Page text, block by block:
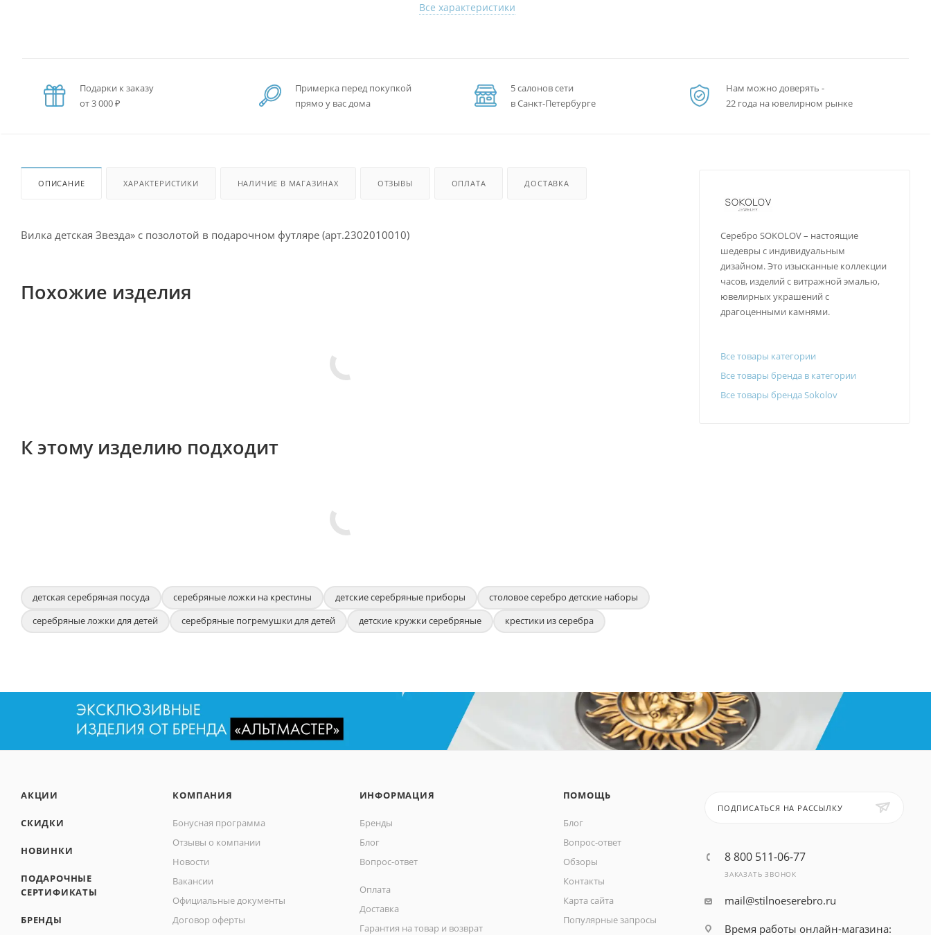
Все характеристики
Подарки к заказу
от 3 000 ₽
Примерка перед покупкой
прямо у вас дома
5 салонов сети
в Санкт-Петербурге
Нам можно доверять -
22 года на ювелирном рынке
ОПИСАНИЕ ХАРАКТЕРИСТИКИ НАЛИЧИЕ В МАГАЗИНАХ ОТЗЫВЫ ОПЛАТА ДОСТАВКА
Вилка детская Звезда» с позолотой в подарочном футляре (арт.2302010010)
Похожие изделия
К этому изделию подходит
детская серебряная посуда серебряные ложки на крестины детские серебряные приборы
столовое серебро детские наборы
серебряные ложки для детей
серебряные погремушки для детей детские кружки серебряные крестики из серебра
Серебро SOKOLOV – настоящие
шедевры с индивидуальным
дизайном. Это изысканные коллекции
часов, изделий с витражной эмалью,
ювелирных украшений с
драгоценными камнями.
Все товары категории
Все товары бренда в категории
Все товары бренда Sokolov
АКЦИИ
СКИДКИ
НОВИНКИ
ПОДАРОЧНЫЕ
СЕРТИФИКАТЫ
БРЕНДЫ
КОМПАНИЯ
Бонусная программа
Отзывы о компании
Новости
Вакансии
Официальные документы
Договор оферты
ИНФОРМАЦИЯ
Бренды
Блог
Вопрос-ответ
Оплата
Доставка
Гарантия на товар и возврат
ПОМОЩЬ
Блог
Вопрос-ответ
Обзоры
Контакты
Карта сайта
Популярные запросы
ПОДПИСАТЬСЯ НА РАССЫЛКУ
8 800 511-06-77
ЗАКАЗАТЬ ЗВОНОК
mail@stilnoeserebro.ru
Время работы онлайн-магазина: